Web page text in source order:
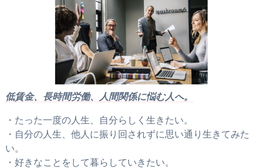
低賃金、長時間労働、人間関係に悩む人へ。
・たった一度の人生、自分らしく生きたい。
・自分の人生、他人に振り回されずに思い通り生きてみた
い。
・好きなことをして暮らしていきたい。